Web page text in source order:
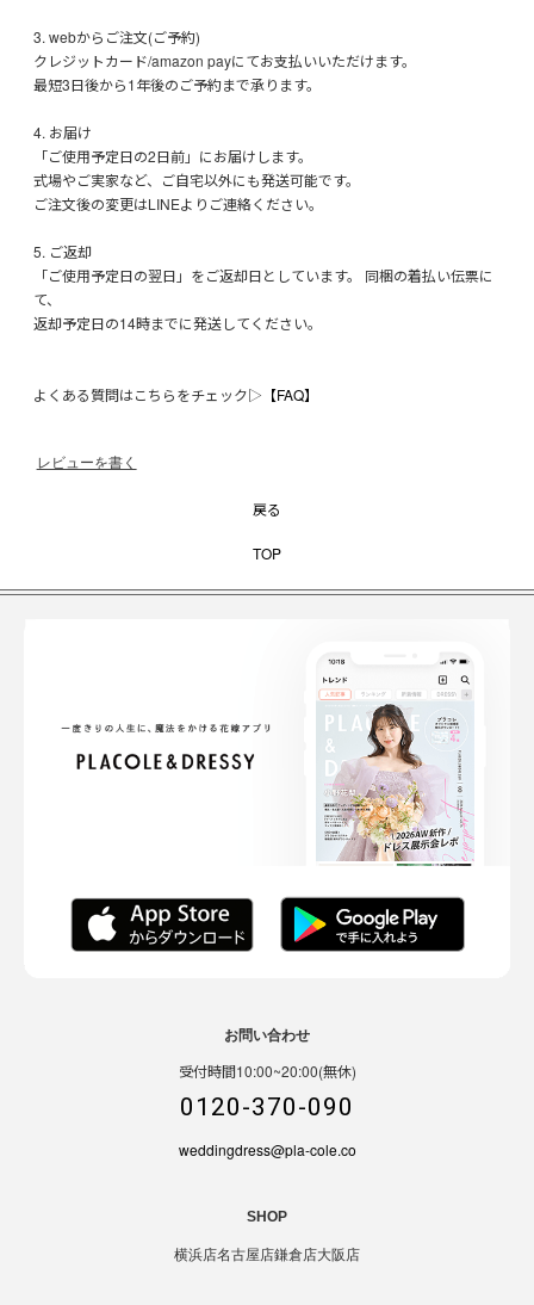
3. webからご注文(ご予約)
クレジットカード/amazon payにてお支払いいただけます。
最短3日後から1年後のご予約まで承ります。
4. お届け
「ご使用予定日の2日前」にお届けします。
式場やご実家など、ご自宅以外にも発送可能です。
ご注文後の変更はLINEよりご連絡ください。
5. ご返却
「ご使用予定日の翌日」をご返却日としています。 同梱の着払い伝票に
て、
返却予定日の14時までに発送してください。
よくある質問はこちらをチェック▷ 【FAQ】
レビューを書く
戻る
TOP
お問い合わせ
受付時間10:00~20:00(無休)
0120-370-090
weddingdress@pla-cole.co
SHOP
横浜店名古屋店鎌倉店大阪店